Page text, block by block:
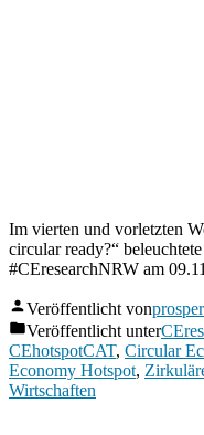
Im vierten und vorletzten
circular ready?“
#CEresearchNRW am
Veröffentlicht von
Veröffentlicht unter
CEhotspotCAT, Circular
Economy Hotspot,
Wirtschaften